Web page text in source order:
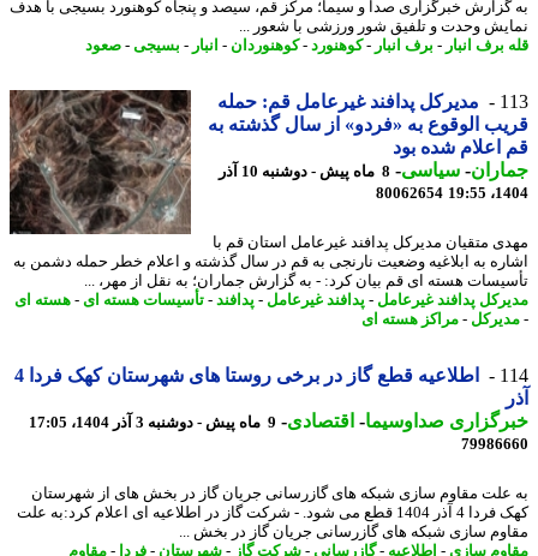
خبرگزاری صدا و سیما؛ مرکز قم، سیصد و پنجاه کوهنورد بسیجی با هدف
وحدت و تلفیق شور ورزشی با شعور ...
برف انبار -برف انبار -کوهنورد-کوهنوردان - انبار -بسیجی-صعود
مدیرکل پدافند غیرعامل قم: حمله
الوقوع به «فردو» از سال گذشته به
اعلام شده بود
- سیاسی-
8 ماه پیش - دوشنبه 10 آذر
80062654
متقیان مدیرکل پدافند غیرعامل استان قم با
به ابلاغیه وضعیت نارنجی به قم در سال گذشته و اعلام خطر حمله دشمن به
هسته ای قم بیان کرد: - به گزارش جماران؛ به نقل از مهر، ...
پدافند غیرعامل-پدافند غیرعامل-پدافند-تأسیسات هسته ای- هسته ای
-مراکز هسته ای
اطلاعیه قطع گاز در برخی روستا های شهرستان کهک فردا 4
صداوسیما-اقتصادی-9 ماه پیش - دوشنبه 3 آذر 1404، 17:05
مقاوم سازی شبکه های گازرسانی جریان گاز در بخش های از شهرستان
کهک فردا 4 آذر 1404 قطع می شود. - شرکت گاز در اطلاعیه ای اعلام کرد:به علت
سازی شبکه های گازرسانی جریان گاز در بخش ...
سازی- اطلاعیه-گازرسانی-شرکت گاز-شهرستان-فردا - مقاوم